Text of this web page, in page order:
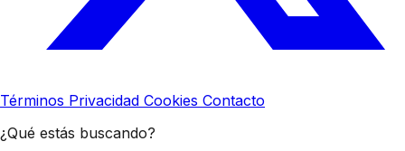
Términos Privacidad Cookies Contacto
¿Qué estás buscando?